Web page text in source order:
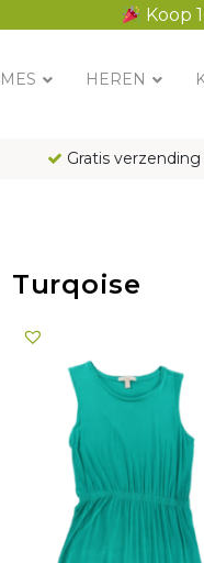
Koop
HEREN
Gratis
Turqoise